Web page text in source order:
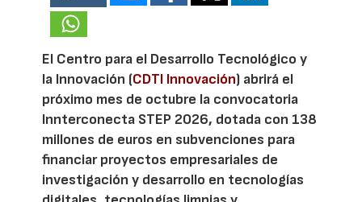
El Centro para el Desarrollo Tecnológico y
la Innovación (CDTI Innovación) abrirá el
próximo mes de octubre la convocatoria
Innterconecta STEP 2026, dotada con 138
millones de euros en subvenciones para
financiar proyectos empresariales de
investigación y desarrollo en tecnologías